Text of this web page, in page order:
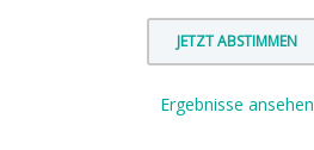
Ergebnisse ansehen